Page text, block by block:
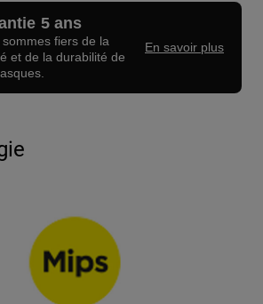
5 ans
sommes fiers de la
et de la durabilité de
En savoir plus